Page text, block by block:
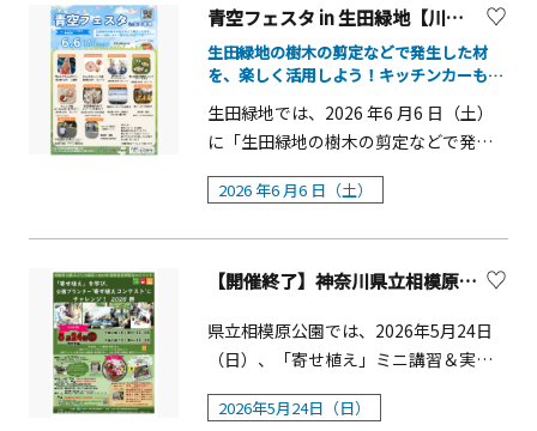
ください。 ※写真はイメージです。
&nbsp;
切７月末日（定員になり次第締切、当
日受付無） 【大雄山最乗寺について】
天狗伝説で有名な最乗寺。境内には天
狗の履物であるさまざまな下駄が見ら
れます。総重量3.8トンの世界一巨大な
伝説は開山の歴史に由来します。禅師
弟子の道了は、神通力を使って岩を砕
献。師匠がこの世を去ると寺を永久に
護るために天狗の姿に化身して、山中
深くに飛び去ったと言われています。
それ以来天狗像が寺の守護神として祀
山最乗寺 夏期禅学会係&nbsp;電 話
0465-74-3121&nbsp;F A X 0465-73-
3146&nbsp;E メール
info@daiyuuzan.or.jp【大雄山最乗寺
について】天狗伝説で有名な最乗寺。
下駄が見られます。総重量3.8トンの世
ます。禅師が最乗寺を建立すると聞き、
んできた弟子の道了は、神通力を使っ
て岩を砕いたり、谷を埋めたり、寺の創
建に貢献。師匠がこの世を去ると寺を
永久に護るために天狗の姿に化身し
段はなかなか見ることのできない昆虫
には、標本作家・政所名積（まんどこ
を開催。昼の部では園内を散策しなが
ら昆虫や水辺の生き物を観察し、夜の
部ではライトトラップを使って光に集
まる昆虫を観察します。専門家の解説
を聞きながら、花菜ガーデンの豊かな
自然を楽しめる機会です。 わくわく昆
虫展 事前申し込みプログラム 昼の部
「標本作家・政所さんと昆虫観察」政
所さんと一緒に園内を歩きながら、植
観察します。各回で異なるエリアを巡
青空フェスタ in 生田緑地【川崎市】
生田緑地の樹木の剪定などで発生した材
を、楽しく活用しよう！キッチンカーも出
生田緑地では、2026 年6 月6 日（土）
に「生田緑地の樹木の剪定などで発生
した材を、楽しく活用しよう」をテー
マとした親子向けのイベントを開催し
ンでお絵描き」や「思いっきり外遊
かすアクティビティ、他キッチンカー
などお楽しみください。概要■開催
日：2026 年6 月6 日（土）■時間：
2026 年6 月6 日（土）
【開催終了】神奈川県立相模原公園「寄せ植え」を学び、公園プランター’寄せ植えコンテスト‘にチャレンジ ！2026春【相模原市】
県立相模原公園では、2026年5月24日
（日）、「寄せ植え」ミニ講習＆実習
を開催します。 園芸カウンセラー・と
もこ先生によるレクチャーのあと、公
2026年5月24日（日）